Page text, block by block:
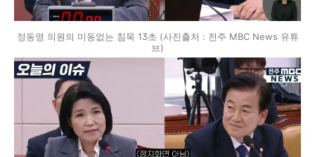
정동영 의원의 미동없는 침묵 13초 (사진출처 : 전주 MBC News 유튜
브)